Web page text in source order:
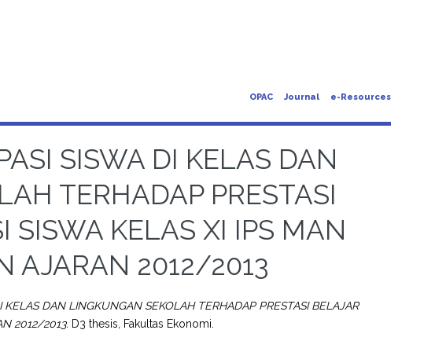
OPAC Journal e-Resources
SISWA DI KELAS DAN
TERHADAP PRESTASI
SISWA KELAS XI IPS MAN
AJARAN 2012/2013
KELAS DAN LINGKUNGAN SEKOLAH TERHADAP PRESTASI BELAJAR
2012/2013. D3 thesis, Fakultas Ekonomi.